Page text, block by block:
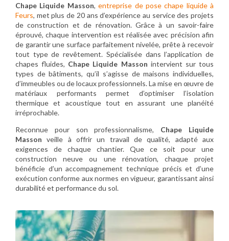
Chape Liquide Masson,entreprise de pose chape liquide à
Feurs, met plus de 20 ans d’expérience au service des projets
de construction et de rénovation. Grâce à un savoir-faire
éprouvé, chaque intervention est réalisée avec précision afin
de garantir une surface parfaitement nivelée, prête à recevoir
tout type de revêtement. Spécialisée dans l’application de
chapes fluides, Chape Liquide Masson intervient sur tous
types de bâtiments, qu’il s’agisse de maisons individuelles,
d’immeubles ou de locaux professionnels. La mise en œuvre de
matériaux performants permet d’optimiser l’isolation
thermique et acoustique tout en assurant une planéité
irréprochable.
Reconnue pour son professionnalisme, Chape Liquide
Masson veille à offrir un travail de qualité, adapté aux
exigences de chaque chantier. Que ce soit pour une
construction neuve ou une rénovation, chaque projet
bénéficie d’un accompagnement technique précis et d’une
exécution conforme aux normes en vigueur, garantissant ainsi
durabilité et performance du sol.